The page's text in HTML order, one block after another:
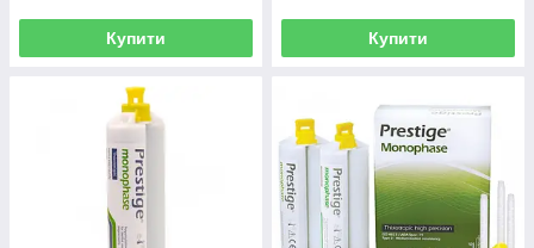
Як купити А силікон в «Орто Дент»
Купити Купити